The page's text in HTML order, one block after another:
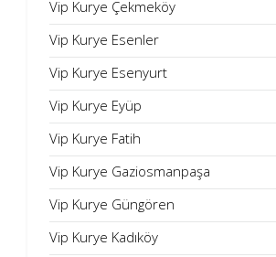
Vip Kurye Çekmeköy
Vip Kurye Esenler
Vip Kurye Esenyurt
Vip Kurye Eyüp
Vip Kurye Fatih
Vip Kurye Gaziosmanpaşa
Vip Kurye Güngören
Vip Kurye Kadıköy